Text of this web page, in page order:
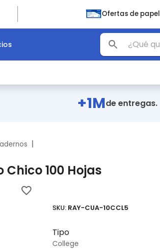
Ofertas de papel
+1Mde entregas.
|
100 Hojas
SKU: RAY-CUA-10CCL5
Tipo
College